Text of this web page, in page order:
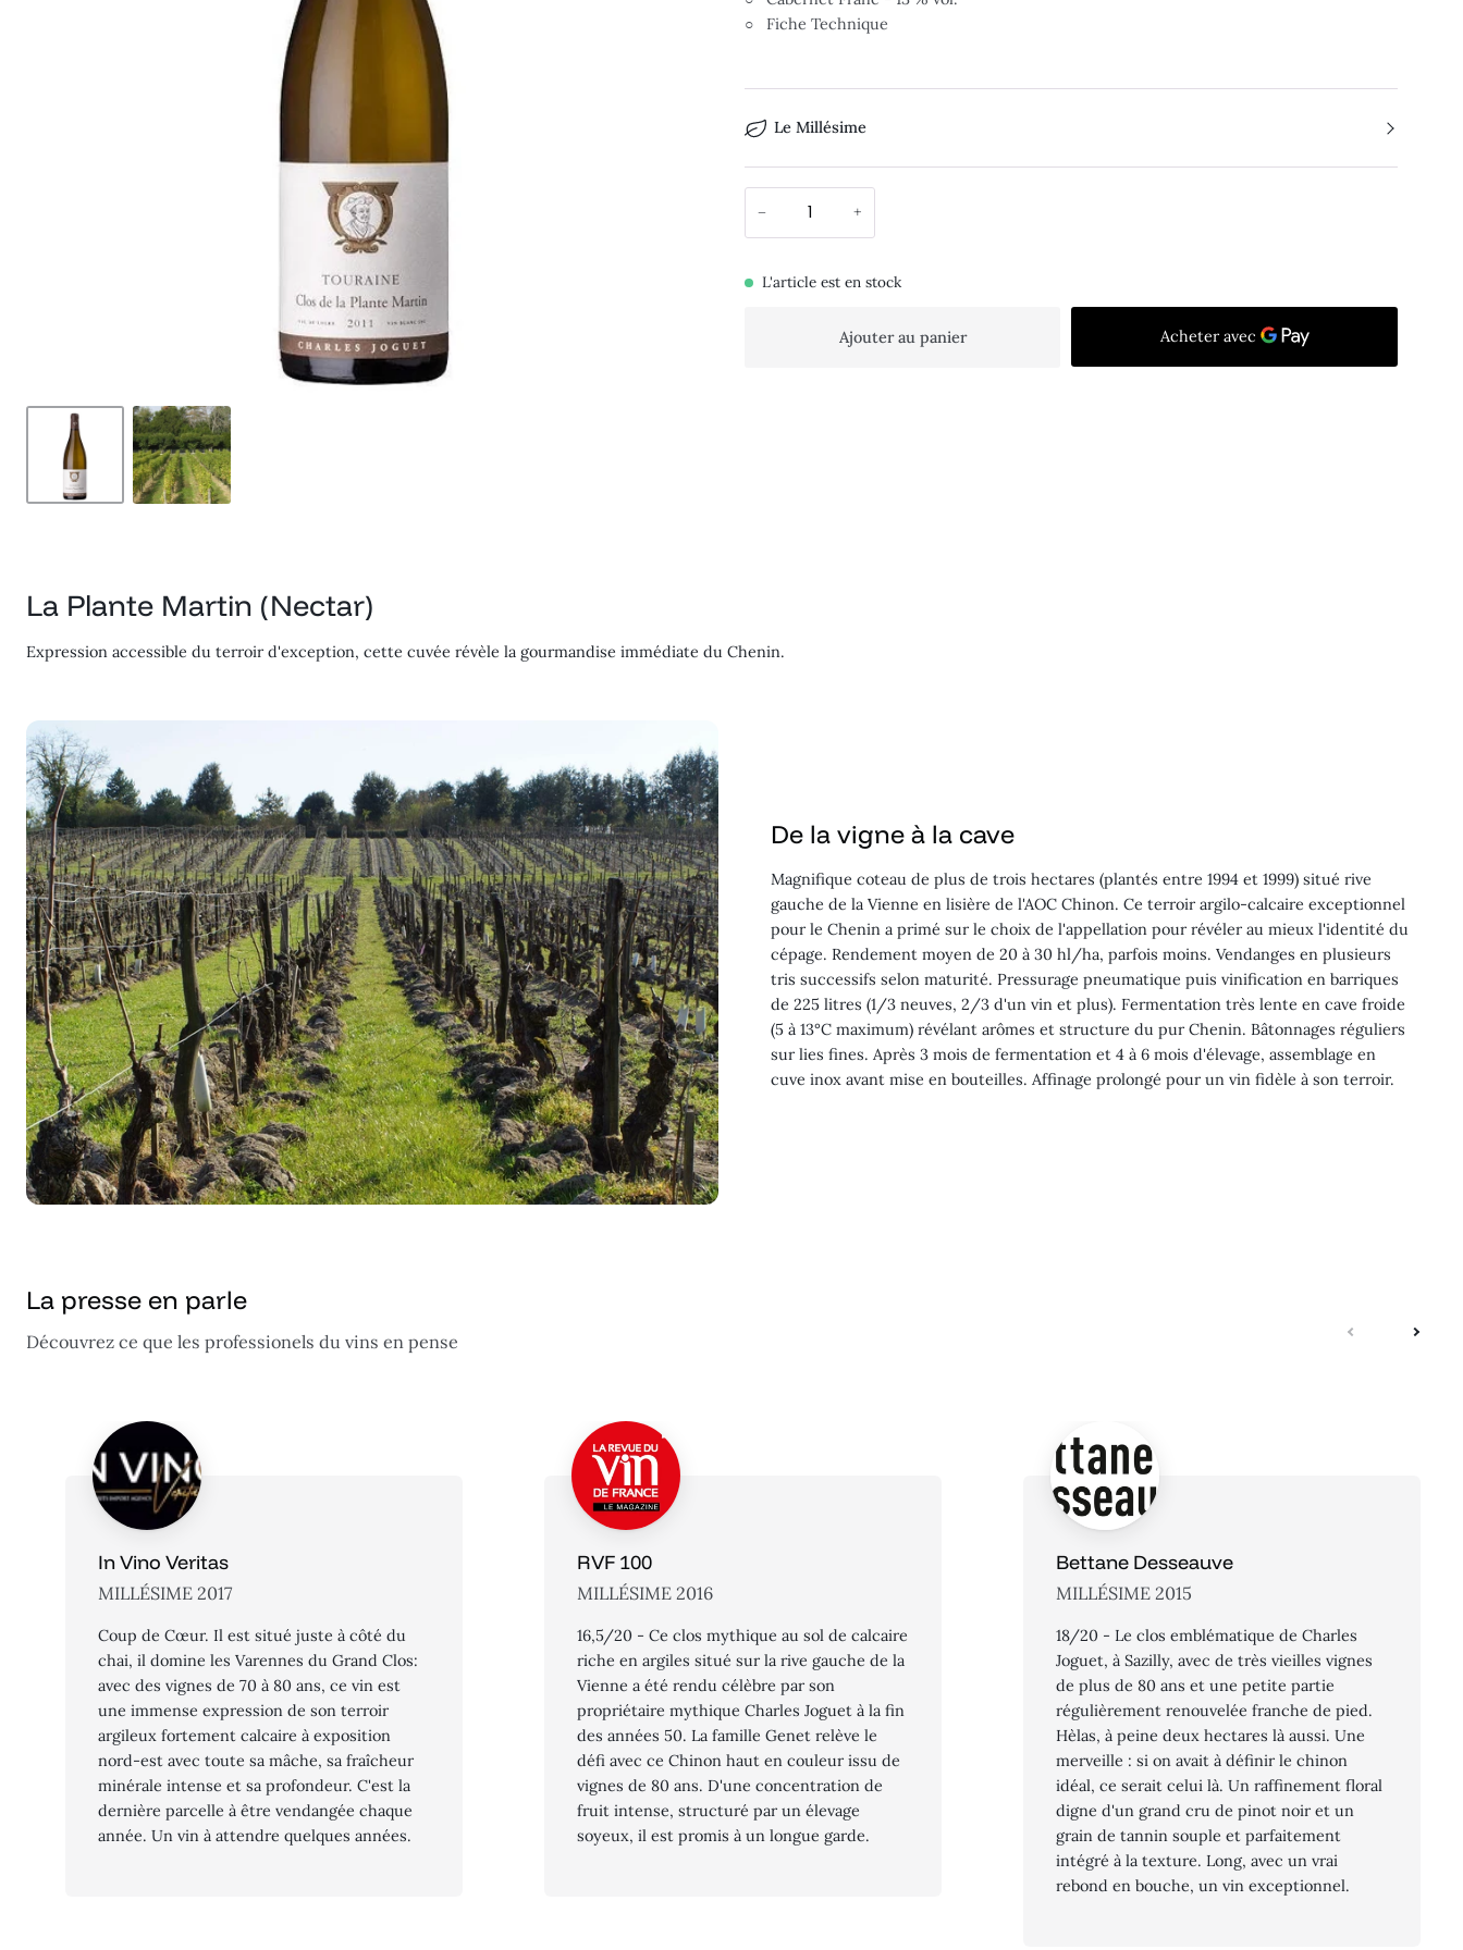
○ Fiche Technique
Le Millésime
− +
L'article est en stock
Ajouter au panier
La Plante Martin (Nectar)
Expression accessible du terroir d'exception, cette cuvée révèle la gourmandise immédiate du Chenin.
De la vigne à la cave
Magnifique coteau de plus de trois hectares (plantés entre 1994 et 1999) situé rive
gauche de la Vienne en lisière de l'AOC Chinon. Ce terroir argilo-calcaire exceptionnel
pour le Chenin a primé sur le choix de l'appellation pour révéler au mieux l'identité du
cépage. Rendement moyen de 20 à 30 hl/ha, parfois moins. Vendanges en plusieurs
tris successifs selon maturité. Pressurage pneumatique puis vinification en barriques
de 225 litres (1/3 neuves, 2/3 d'un vin et plus). Fermentation très lente en cave froide
(5 à 13°C maximum) révélant arômes et structure du pur Chenin. Bâtonnages réguliers
sur lies fines. Après 3 mois de fermentation et 4 à 6 mois d'élevage, assemblage en
cuve inox avant mise en bouteilles. Affinage prolongé pour un vin fidèle à son terroir.
La presse en parle
Découvrez ce que les professionels du vins en pense suivante
In Vino Veritas
MILLÉSIME 2017
Coup de Cœur. Il est situé juste à côté du
chai, il domine les Varennes du Grand Clos:
avec des vignes de 70 à 80 ans, ce vin est
une immense expression de son terroir
argileux fortement calcaire à exposition
nord-est avec toute sa mâche, sa fraîcheur
minérale intense et sa profondeur. C'est la
dernière parcelle à être vendangée chaque
année. Un vin à attendre quelques années.
RVF 100
MILLÉSIME 2016
16,5/20 - Ce clos mythique au sol de calcaire
riche en argiles situé sur la rive gauche de la
Vienne a été rendu célèbre par son
propriétaire mythique Charles Joguet à la fin
des années 50. La famille Genet relève le
défi avec ce Chinon haut en couleur issu de
vignes de 80 ans. D'une concentration de
fruit intense, structuré par un élevage
soyeux, il est promis à un longue garde.
Bettane Desseauve
MILLÉSIME 2015
18/20 - Le clos emblématique de Charles
Joguet, à Sazilly, avec de très vieilles vignes
de plus de 80 ans et une petite partie
régulièrement renouvelée franche de pied.
Hèlas, à peine deux hectares là aussi. Une
merveille : si on avait à définir le chinon
idéal, ce serait celui là. Un raffinement floral
digne d'un grand cru de pinot noir et un
grain de tannin souple et parfaitement
intégré à la texture. Long, avec un vrai
rebond en bouche, un vin exceptionnel.